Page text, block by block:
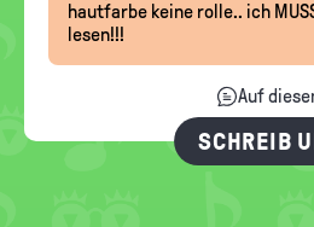
hautfarbe keine rolle.. ich
lesen!!!
Auf
SCHREIB